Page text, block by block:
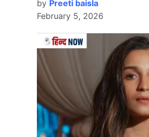
Team India
दरअसल, इंग्लैंड के खिलाफ टी
सीरीज से पहले भारत के चार
खिलाड़ी चोटिल हो गए हैं।
खिलाफ सीरीज के लिए फिटनेस
है।
by Preeti baisla
February 5, 2026